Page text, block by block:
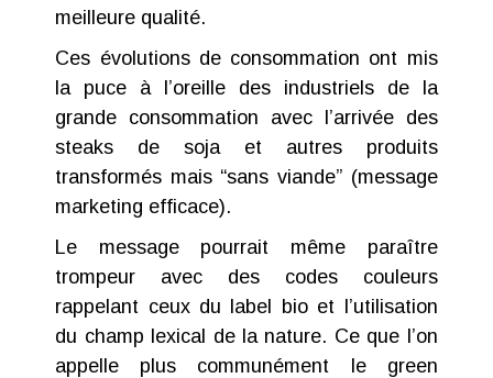
meilleure qualité.
Ces évolutions de consommation ont mis
la puce à l’oreille des industriels de la
grande consommation avec l’arrivée des
steaks de soja et autres produits
transformés mais “sans viande” (message
marketing efficace).
Le message pourrait même paraître
trompeur avec des codes couleurs
rappelant ceux du label bio et l’utilisation
du champ lexical de la nature. Ce que l’on
appelle plus communément le green